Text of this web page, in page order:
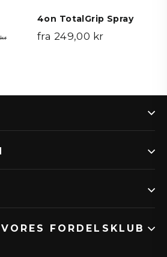
Tilbudspris
4on TotalGrip Spray
fra 249,00 kr
FORDELSKLUB